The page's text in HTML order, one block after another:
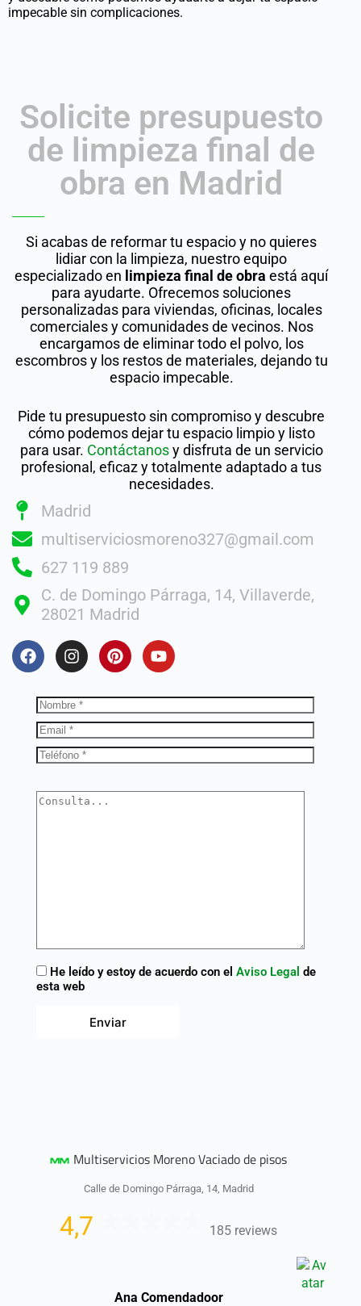
impecable sin complicaciones.
Solicite presupuesto
de limpieza final de
obra en Madrid
Si acabas de reformar tu espacio y no quieres
lidiar con la limpieza, nuestro equipo
especializado en limpieza final de obra está aquí
para ayudarte. Ofrecemos soluciones
personalizadas para viviendas, oficinas, locales
comerciales y comunidades de vecinos. Nos
encargamos de eliminar todo el polvo, los
escombros y los restos de materiales, dejando tu
espacio impecable.
Pide tu presupuesto sin compromiso y descubre
cómo podemos dejar tu espacio limpio y listo
para usar. Contáctanosy disfruta de un servicio
profesional, eficaz y totalmente adaptado a tus
necesidades.
Madrid
multiserviciosmoreno327@gmail.com
627 119 889
C. de Domingo Párraga, 14, Villaverde,
28021 Madrid
He leído y estoy de acuerdo con el Aviso Legal de
esta web
Multiservicios Moreno Vaciado de pisos
Calle de Domingo Párraga, 14, Madrid
4,7 185 reviews
Ana Comendadoor